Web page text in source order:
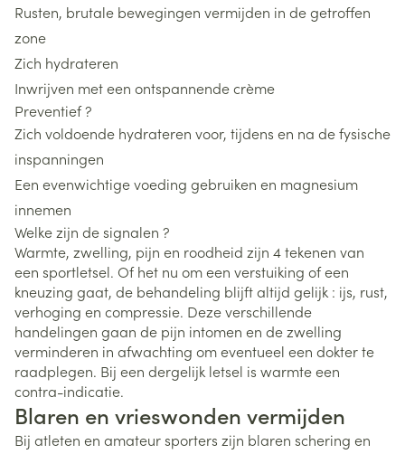
Rusten, brutale bewegingen vermijden in de getroffen
zone
Zich hydrateren
Inwrijven met een ontspannende crème
Preventief ?
Zich voldoende hydrateren voor, tijdens en na de fysische
inspanningen
Een evenwichtige voeding gebruiken en magnesium
innemen
Welke zijn de signalen ?
Warmte, zwelling, pijn en roodheid zijn 4 tekenen van
een sportletsel. Of het nu om een verstuiking of een
kneuzing gaat, de behandeling blijft altijd gelijk : ijs, rust,
verhoging en compressie. Deze verschillende
handelingen gaan de pijn intomen en de zwelling
verminderen in afwachting om eventueel een dokter te
raadplegen. Bij een dergelijk letsel is warmte een
contra-indicatie.
Blaren en vrieswonden vermijden
Bij atleten en amateur sporters zijn blaren schering en